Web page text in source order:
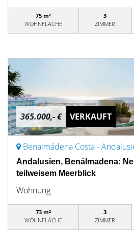
75 m²
WOHNFLÄCHE
3
ZIMMER
365.000,- € VERKAUFT
Benalmádena Costa -
Andalusien, Benálmadena:
teilweisem Meerblick
Wohnung
73 m²
WOHNFLÄCHE
3
ZIMMER